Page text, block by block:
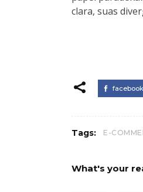
clara, suas
facebook
Tags: E-
What's your